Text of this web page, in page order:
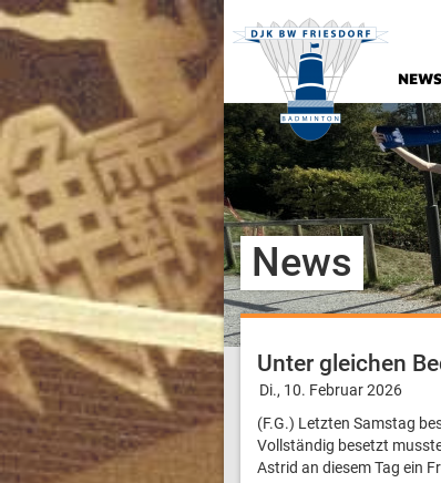
NEWS
News
Unter gleichen
Di., 10. Februar 2026
(F.G.) Letzten Samstag
Vollständig besetzt
Astrid an diesem Tag ein